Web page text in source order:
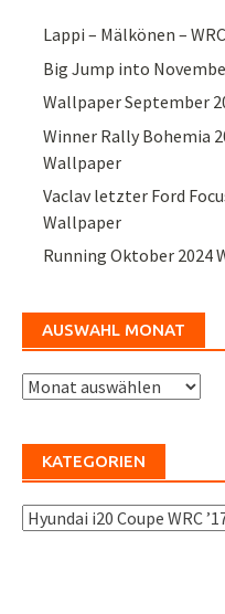
Lappi – Mälkönen –
Big Jump into
Wallpaper September
Winner Rally Bohemia
Wallpaper
Vaclav letzter Ford
Wallpaper
Running Oktober 2024
AUSWAHL MONAT
Auswahl
KATEGORIEN
Kategorien